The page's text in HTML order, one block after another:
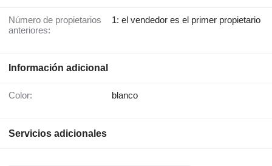
Número de propietarios
anteriores:
1: el vendedor es el primer propietario
Información adicional
Color: blanco
Servicios adicionales